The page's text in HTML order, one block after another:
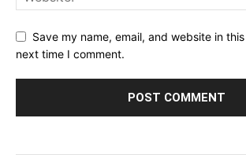
Save my name, email, and website in
next time I comment.